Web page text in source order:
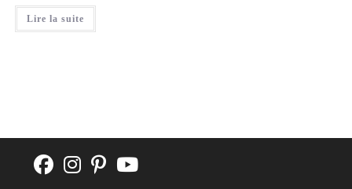
Lire la suite